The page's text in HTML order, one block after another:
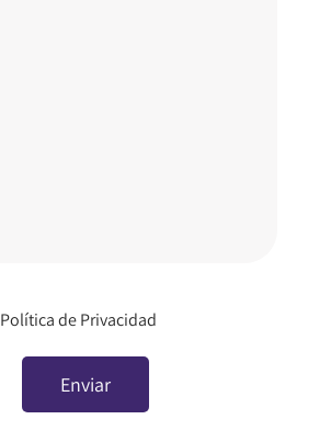
Política de Privacidad